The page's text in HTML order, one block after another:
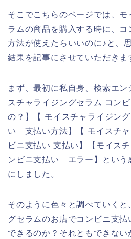
そこでこちらのページでは、モ
ラムの商品を購入する時に、コ
方法が使えたらいいのに♪と、
結果を記事にさせていただきま
まず、最初に私自身、検索エン
スチャライジングセラム コン
の？】【 モイスチャライジン
い 支払い方法】【 モイスチ
ビニ支払い 支払い】【モイス
ンビニ支払い エラー】という
にしました。
そのように色々と調べていくと
グセラムのお店でコンビニ支払
できるのか？それともできない